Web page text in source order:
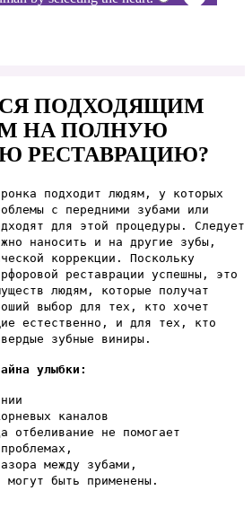
ПОДХОДЯЩИМ
НА ПОЛНУЮ
РЕСТАВРАЦИЮ?
подходит людям, у которых
с передними зубами или
для этой процедуры. Следует
наносить и на другие зубы,
коррекции. Поскольку
реставрации успешны, это
людям, которые получат
выбор для тех, кто хочет
естественно, и для тех, кто
зубные виниры.
улыбки:
каналов
отбеливание не помогает
между зубами,
быть применены.